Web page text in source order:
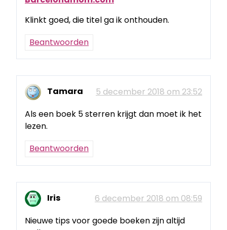
Klinkt goed, die titel ga ik onthouden.
Beantwoorden
Tamara
5 december 2018 om 23:52
Als een boek 5 sterren krijgt dan moet ik het
lezen.
Beantwoorden
Iris
6 december 2018 om 08:59
Nieuwe tips voor goede boeken zijn altijd